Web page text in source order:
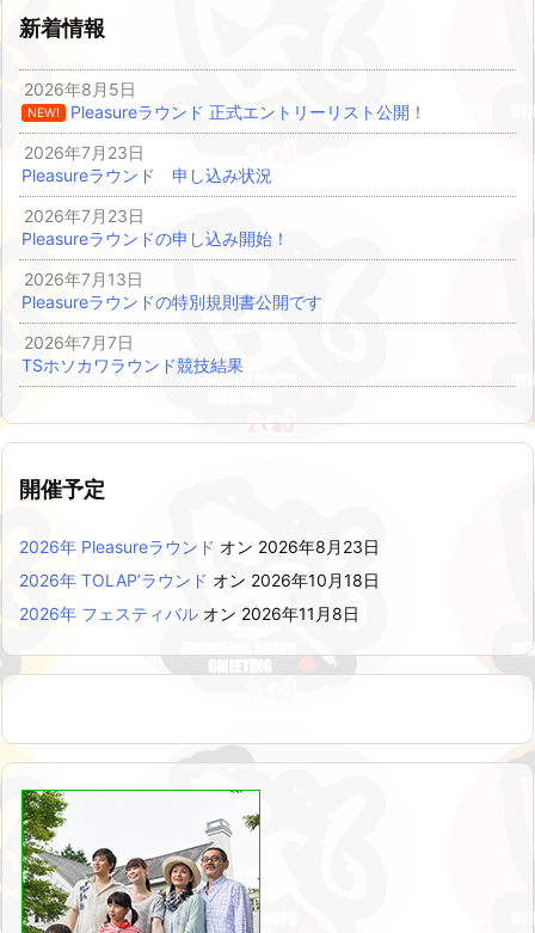
新着情報
2026年8月5日
NEW!
Pleasureラウンド 正式エントリーリスト公開！
2026年7月23日
Pleasureラウンド 申し込み状況
2026年7月23日
Pleasureラウンドの申し込み開始！
2026年7月13日
Pleasureラウンドの特別規則書公開です
2026年7月7日
TSホソカワラウンド競技結果
開催予定
2026年 Pleasureラウンド オン 2026年8月23日
2026年 TOLAP’ラウンド オン 2026年10月18日
2026年 フェスティバル オン 2026年11月8日